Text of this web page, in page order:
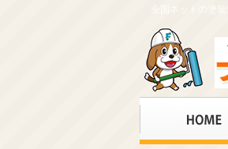
全国ネットの塗